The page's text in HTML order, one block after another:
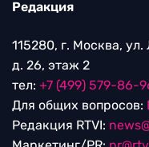
Редакция
115280, г. Москва,
д. 26, этаж 2
тел: +7 (499) 579-86-
Для общих вопросов:
Редакция RTVI: